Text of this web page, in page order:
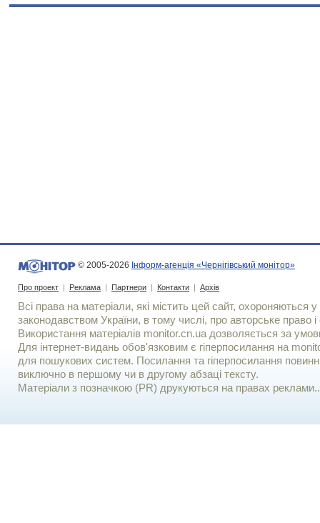
© 2005-2026 Інформ-агенція «Чернігівський монітор»
Про проект | Реклама | Партнери | Контакти | Архів
Всі права на матеріали, які містить цей сайт, охороняються у
законодавством України, в тому числі, про авторське право і
Використання матерiалiв monitor.cn.ua дозволяється за
Для iнтернет-видань обов'язковим є гiперпосилання на
для пошукових систем. Посилання та гіперпосилання
виключно в першому чи в другому абзаці тексту.
Матеріали з позначкою (PR) друкуються на правах реклами..